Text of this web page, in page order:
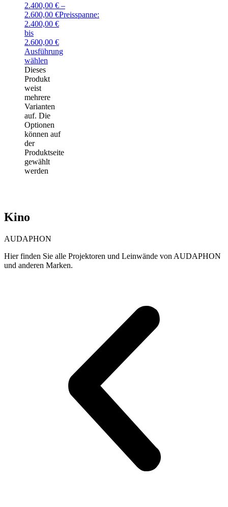
2.400,00 € –
2.600,00 €Preisspanne:
2.400,00 €
bis
2.600,00 €
Ausführung
wählen
Dieses
Produkt
weist
mehrere
Varianten
auf. Die
Optionen
können auf
der
Produktseite
gewählt
werden
Kino
AUDAPHON
Hier finden Sie alle Projektoren und Leinwände von AUDAPHON
und anderen Marken.